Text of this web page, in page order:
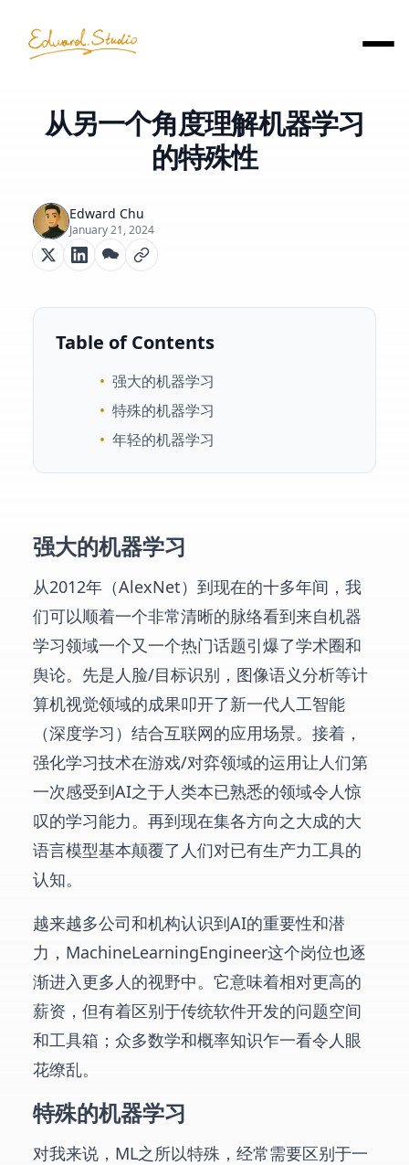
从另一个角度理解机器学习
的特殊性
Edward Chu
January 21, 2024
Table of Contents
• 强大的机器学习
• 特殊的机器学习
• 年轻的机器学习
强大的机器学习
从2012年（AlexNet）到现在的十多年间，我
们可以顺着一个非常清晰的脉络看到来自机器
学习领域一个又一个热门话题引爆了学术圈和
舆论。先是人脸/目标识别，图像语义分析等计
算机视觉领域的成果叩开了新一代人工智能
（深度学习）结合互联网的应用场景。接着，
强化学习技术在游戏/对弈领域的运用让人们第
一次感受到AI之于人类本已熟悉的领域令人惊
叹的学习能力。再到现在集各方向之大成的大
语言模型基本颠覆了人们对已有生产力工具的
认知。
越来越多公司和机构认识到AI的重要性和潜
力，MachineLearningEngineer这个岗位也逐
渐进入更多人的视野中。它意味着相对更高的
薪资，但有着区别于传统软件开发的问题空间
和工具箱；众多数学和概率知识乍一看令人眼
花缭乱。
特殊的机器学习
对我来说，ML之所以特殊，经常需要区别于一